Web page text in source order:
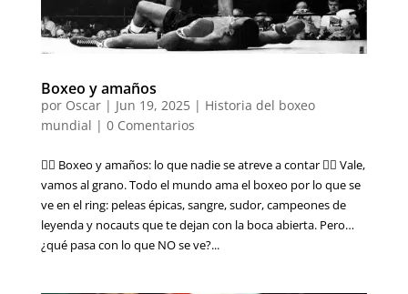
Boxeo y amaños
por Oscar| Jun 19, 2025| Historia del boxeo
mundial | 0 Comentarios
🕵️‍♂️ Boxeo y amaños: lo que nadie se atreve a contar 😶‍🌫️ Vale,
vamos al grano. Todo el mundo ama el boxeo por lo que se
ve en el ring: peleas épicas, sangre, sudor, campeones de
leyenda y nocauts que te dejan con la boca abierta. Pero…
¿qué pasa con lo que NO se ve?...